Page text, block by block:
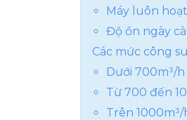
Máy luôn
Độ ồn ngày
Các mức công
Dưới 700m³/h
Từ 700 đến
Trên 1000m³/